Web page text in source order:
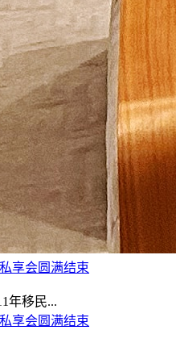
享会圆满结束
年移民...
享会圆满结束